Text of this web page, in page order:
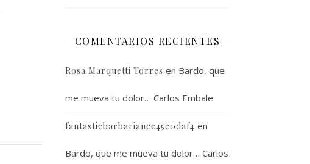
COMENTARIOS RECIENTES
Rosa Marquetti Torres en Bardo, que
me mueva tu dolor… Carlos Embale
fantasticbarbariance45e0daf4 en
Bardo, que me mueva tu dolor… Carlos